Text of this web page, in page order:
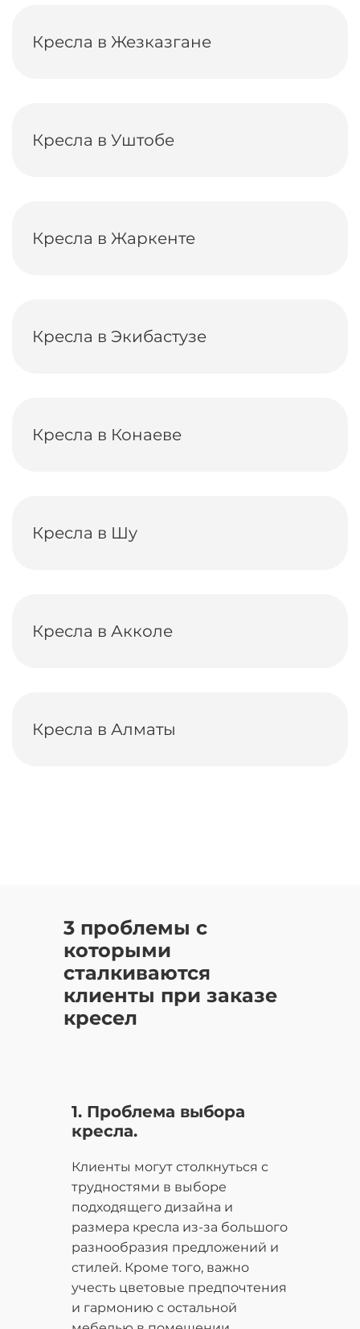
Кресла в Жезказгане
Кресла в Уштобе
Кресла в Жаркенте
Кресла в Экибастузе
Кресла в Конаеве
Кресла в Шу
Кресла в Акколе
Кресла в Алматы
3 проблемы с
которыми
сталкиваются
клиенты при заказе
кресел
1. Проблема выбора
кресла.
Клиенты могут столкнуться с
трудностями в выборе
подходящего дизайна и
размера кресла из-за большого
разнообразия предложений и
стилей. Кроме того, важно
учесть цветовые предпочтения
и гармонию с остальной